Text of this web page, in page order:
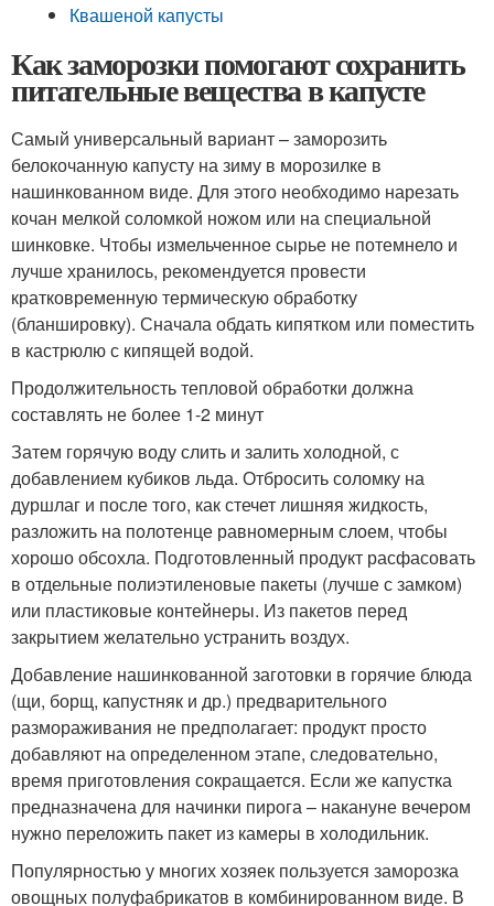
Квашеной капусты
Как заморозки помогают сохранить
питательные вещества в капусте
Самый универсальный вариант – заморозить
белокочанную капусту на зиму в морозилке в
нашинкованном виде. Для этого необходимо нарезать
кочан мелкой соломкой ножом или на специальной
шинковке. Чтобы измельченное сырье не потемнело и
лучше хранилось, рекомендуется провести
кратковременную термическую обработку
(бланшировку). Сначала обдать кипятком или поместить
в кастрюлю с кипящей водой.
Продолжительность тепловой обработки должна
составлять не более 1-2 минут
Затем горячую воду слить и залить холодной, с
добавлением кубиков льда. Отбросить соломку на
дуршлаг и после того, как стечет лишняя жидкость,
разложить на полотенце равномерным слоем, чтобы
хорошо обсохла. Подготовленный продукт расфасовать
в отдельные полиэтиленовые пакеты (лучше с замком)
или пластиковые контейнеры. Из пакетов перед
закрытием желательно устранить воздух.
Добавление нашинкованной заготовки в горячие блюда
(щи, борщ, капустняк и др.) предварительного
размораживания не предполагает: продукт просто
добавляют на определенном этапе, следовательно,
время приготовления сокращается. Если же капустка
предназначена для начинки пирога – накануне вечером
нужно переложить пакет из камеры в холодильник.
Популярностью у многих хозяек пользуется заморозка
овощных полуфабрикатов в комбинированном виде. В